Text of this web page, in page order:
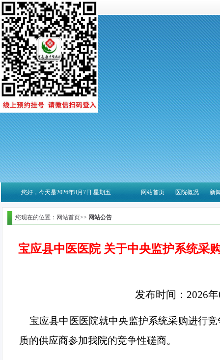
您好，今天是2026年8月7日 星期五 新
医院概况
网站首页
您现在的位置：网站首页>> 网站公告
宝应县中医医院 关于中央监护系统采
发布时间： 2026年
宝应县中医医院就中央监护系统采购进行
质的供应商参加我院的竞争性磋商。